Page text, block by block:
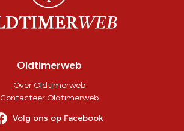
Oldtimerweb
Over Oldtimerweb
Contacteer Oldtimerweb
Volg ons op Facebook